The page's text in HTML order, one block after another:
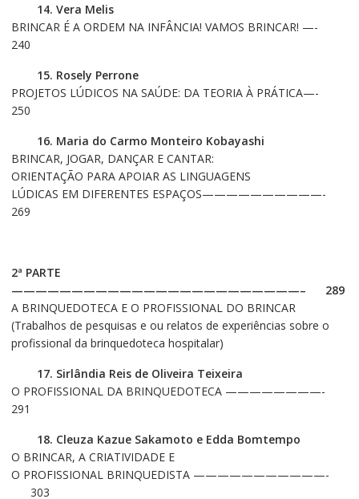
14. Vera Melis
BRINCAR É A ORDEM NA INFÂNCIA! VAMOS BRINCAR! —-
240
15. Rosely Perrone
PROJETOS LÚDICOS NA SAÚDE: DA TEORIA À PRÁTICA—-
250
16. Maria do Carmo Monteiro Kobayashi
BRINCAR, JOGAR, DANÇAR E CANTAR:
ORIENTAÇÃO PARA APOIAR AS LINGUAGENS
LÚDICAS EM DIFERENTES ESPAÇOS——————————-
269
2ª PARTE
————————————————————————– 289
A BRINQUEDOTECA E O PROFISSIONAL DO BRINCAR
(Trabalhos de pesquisas e ou relatos de experiências sobre o
profissional da brinquedoteca hospitalar)
17. Sirlândia Reis de Oliveira Teixeira
O PROFISSIONAL DA BRINQUEDOTECA ————————-
291
18. Cleuza Kazue Sakamoto e Edda Bomtempo
O BRINCAR, A CRIATIVIDADE E
O PROFISSIONAL BRINQUEDISTA ———————————-
303